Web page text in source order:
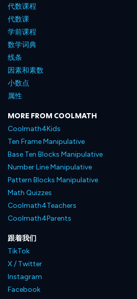
代数课程
代数课
学前课程
数学词典
线条
因素和素数
小数点
属性
MORE FROM COOLMATH
Coolmath4Kids
Ten Frame Manipulative
Base Ten Blocks Manipulative
Number Line Manipulative
Pattern Blocks Manipulative
Math Quizzes
Coolmath4Teachers
Coolmath4Parents
跟着我们
TikTok
X / Twitter
Instagram
Facebook